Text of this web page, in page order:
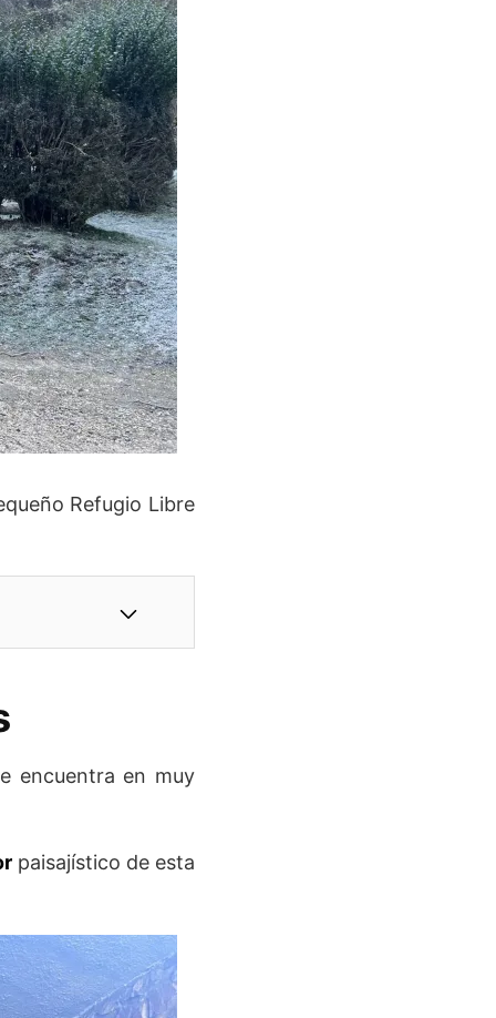
Refugio Libre
encuentra en muy
paisajístico de esta